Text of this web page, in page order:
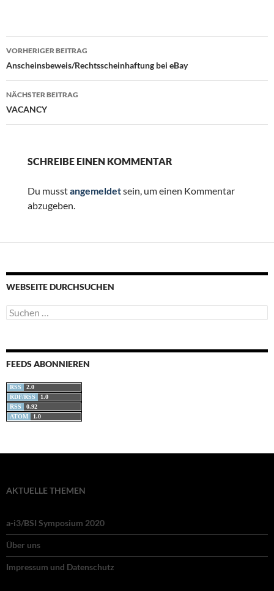
Beitragsnavigation
VORHERIGER BEITRAG
Anscheinsbeweis/Rechtsscheinhaftung bei eBay
NÄCHSTER BEITRAG
VACANCY
SCHREIBE EINEN KOMMENTAR
Du musstangemeldetsein, um einen Kommentar
abzugeben.
WEBSEITE DURCHSUCHEN
Suchen
nach:
FEEDS ABONNIEREN
RSS
2.0
RDF/RSS
1.0
RSS
0.92
ATOM
1.0
AKTUELLE THEMEN
a-i3/BSI Symposium 2020
Über uns
Impressum und Datenschutz